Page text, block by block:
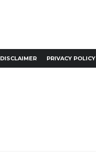
DISCLAIMER PRIVACY POLICY